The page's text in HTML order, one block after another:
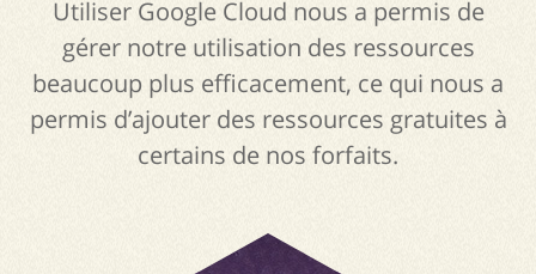
Utiliser Google Cloud nous a permis de
gérer notre utilisation des ressources
beaucoup plus efficacement, ce qui nous a
permis d’ajouter des ressources gratuites à
certains de nos forfaits.